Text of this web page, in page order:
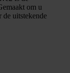
om u
uitstekende